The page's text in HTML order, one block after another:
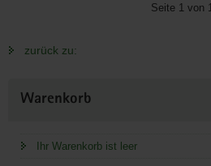
Seite 1 von 1
zurück zu:
Information
Warenkorb
Ihr Warenkorb ist leer